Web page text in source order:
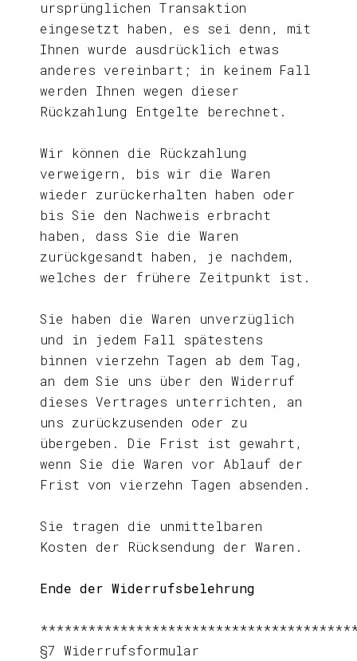
ursprünglichen Transaktion
eingesetzt haben, es sei denn, mit
Ihnen wurde ausdrücklich etwas
anderes vereinbart; in keinem Fall
werden Ihnen wegen dieser
Rückzahlung Entgelte berechnet.
Wir können die Rückzahlung
verweigern, bis wir die Waren
wieder zurückerhalten haben oder
bis Sie den Nachweis erbracht
haben, dass Sie die Waren
zurückgesandt haben, je nachdem,
welches der frühere Zeitpunkt ist.
Sie haben die Waren unverzüglich
und in jedem Fall spätestens
binnen vierzehn Tagen ab dem Tag,
an dem Sie uns über den Widerruf
dieses Vertrages unterrichten, an
uns zurückzusenden oder zu
übergeben. Die Frist ist gewahrt,
wenn Sie die Waren vor Ablauf der
Frist von vierzehn Tagen absenden.
Sie tragen die unmittelbaren
Kosten der Rücksendung der Waren.
Ende der Widerrufsbelehrung
§7 Widerrufsformular